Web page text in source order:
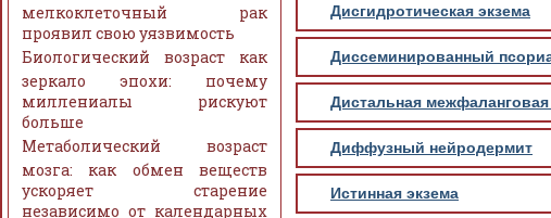
Дисгидротическая экзема
Диссеминированный
Дистальная
Диффузный нейродермит
Истинная экзема
мелкоклеточный рак
проявил свою уязвимость
Биологический возраст как
зеркало эпохи: почему
миллениалы рискуют
больше
Метаболический возраст
мозга: как обмен веществ
ускоряет старение
независимо от календарных